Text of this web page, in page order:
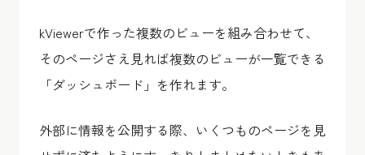
kViewerで作った複数のビューを組み合わせて、
そのページさえ見れば複数のビューが一覧できる
「ダッシュボード」を作れます。
外部に情報を公開する際、いくつものページを見